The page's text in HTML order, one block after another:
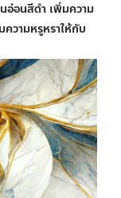
อ่อนสีดำ เพิ่มความ
วามหรูหราให้กับ